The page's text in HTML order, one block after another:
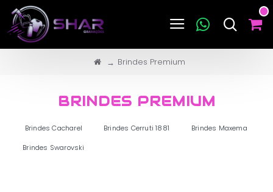
Brindes Premium
BRINDES PREMIUM
Brindes Cacharel Brindes Cerruti 1881
Brindes Maxema
Brindes Swarovski